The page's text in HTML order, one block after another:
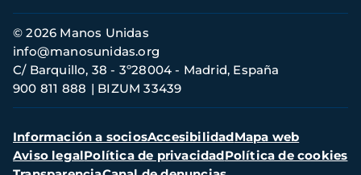
Información
de
contacto
© 2026 Manos Unidas
C/ Barquillo, 38 - 3º28004 - Madrid, España
900 811 888
BIZUM 33439
info@manosunidas.org
Menú
secundario
Información a sociosAccesibilidadMapa web
Aviso legalPolítica de privacidadPolítica de cookies